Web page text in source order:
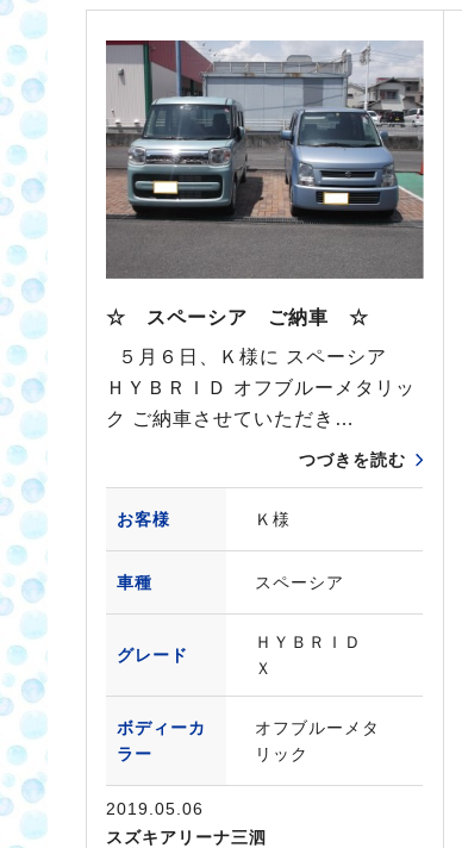
☆ スペーシア ご納車 ☆
５月６日、Ｋ様に スペーシア
ＨＹＢＲＩＤ オフブルーメタリッ
ク ご納車させていただき…
つづきを読む
お客様 Ｋ様
車種 スペーシア
グレード
ＨＹＢＲＩＤ
Ｘ
ボディーカ
ラー
オフブルーメタ
リック
2019.05.06
スズキアリーナ三泗